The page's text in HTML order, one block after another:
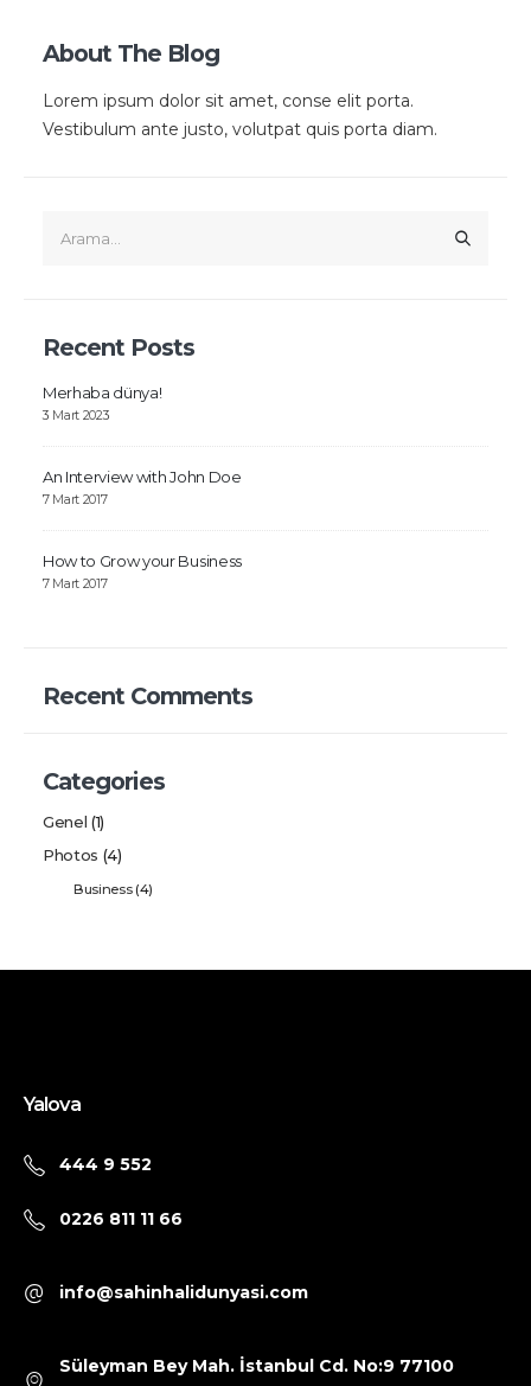
About The Blog
Lorem ipsum dolor sit amet, conse elit porta.
Vestibulum ante justo, volutpat quis porta diam.
Recent Posts
Merhaba dünya!
3 Mart 2023
An Interview with John Doe
7 Mart 2017
How to Grow your Business
7 Mart 2017
Recent Comments
Categories
Genel (1)
Photos (4)
Business(4)
Yalova
444 9 552
0226 811 11 66
info@sahinhalidunyasi.com
Süleyman Bey Mah. İstanbul Cd. No:9 77100